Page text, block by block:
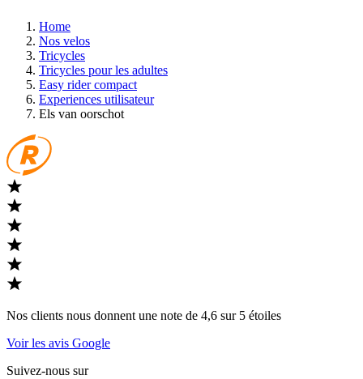
Home
Nos velos
Tricycles
Tricycles pour les adultes
Easy rider compact
Experiences utilisateur
Els van oorschot
Nos clients nous donnent une note de 4,6 sur 5 étoiles
Voir les avis Google
Suivez-nous sur